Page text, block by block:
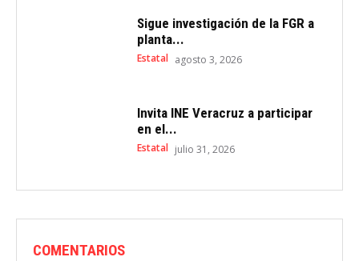
Sigue investigación de la FGR a
planta...
Estatal agosto 3, 2026
Invita INE Veracruz a participar
en el...
Estatal julio 31, 2026
COMENTARIOS